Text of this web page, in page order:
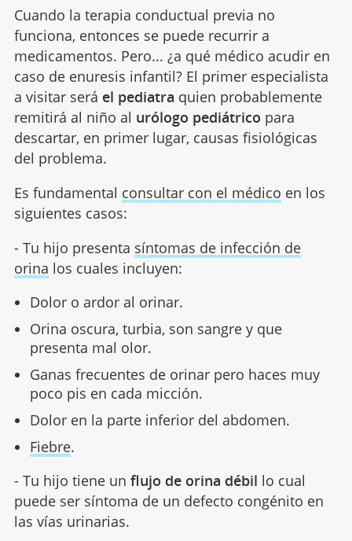
Cuando la terapia conductual previa no
funciona, entonces se puede recurrir a
medicamentos. Pero... ¿a qué médico acudir en
caso de enuresis infantil? El primer especialista
a visitar será el pediatra quien probablemente
remitirá al niño al urólogo pediátrico para
descartar, en primer lugar, causas fisiológicas
del problema.
Es fundamental consultar con el médico en los
siguientes casos:
- Tu hijo presenta síntomas de infección de
orina los cuales incluyen:
Dolor o ardor al orinar.
Orina oscura, turbia, son sangre y que
presenta mal olor.
Ganas frecuentes de orinar pero haces muy
poco pis en cada micción.
Dolor en la parte inferior del abdomen.
Fiebre.
- Tu hijo tiene un flujo de orina débil lo cual
puede ser síntoma de un defecto congénito en
las vías urinarias.